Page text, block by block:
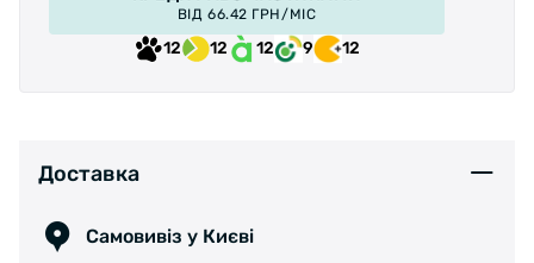
ВІД 66.42 ГРН/МІС
12 12 12 9 12
Доставка
Самовивіз у Києві